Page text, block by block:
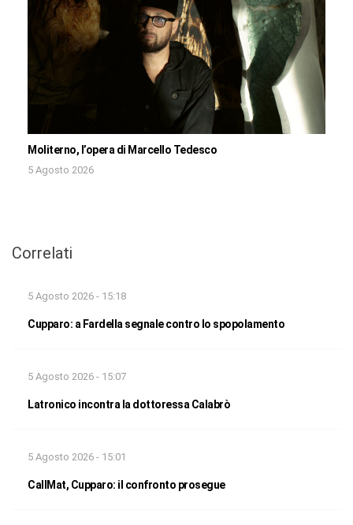
Moliterno, l’opera di Marcello Tedesco
5 Agosto 2026
Correlati
5 Agosto 2026 - 15:18
Cupparo: a Fardella segnale contro lo spopolamento
5 Agosto 2026 - 15:07
Latronico incontra la dottoressa Calabrò
5 Agosto 2026 - 15:01
CallMat, Cupparo: il confronto prosegue